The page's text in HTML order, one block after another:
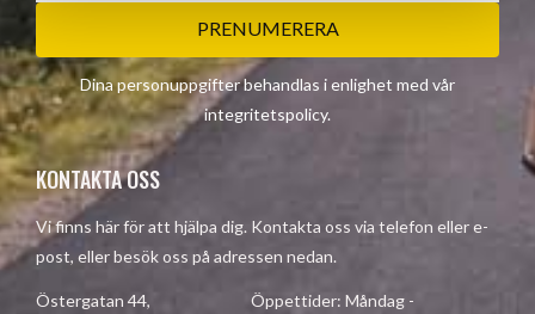
PRENUMERERA
Dina personuppgifter behandlas i enlighet med vår
integritetspolicy.
KONTAKTA OSS
Vi finns här för att hjälpa dig. Kontakta oss via telefon eller e-
post, eller besök oss på adressen nedan.
Östergatan 44, Öppettider: Måndag -